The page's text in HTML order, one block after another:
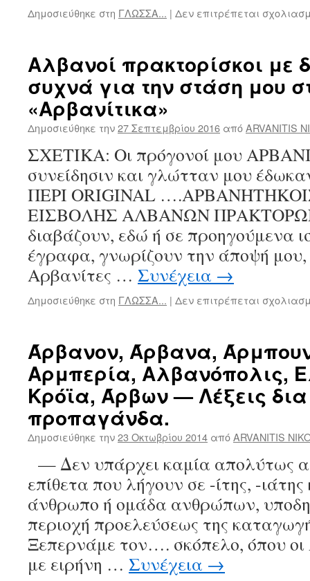
Δημοσιεύθηκε στη ΓΛΩΣΣΑ... | Δεν επιτρέπεται
Αλβανοί πρακτορίσκοι με
συχνά για την στάση μου
«Αρβανίτικα»
Δημοσιεύθηκε την27 Σεπτεμβρίου 2016 απόARVANITIS
ΣΧΕΤΙΚΑ: Οι πρόγονοί μου
συνείδησιν και γλώτταν μου
ΠΕΡΙ ORIGINAL
ΕΙΣΒΟΛΗΣ ΑΛΒΑΝΩΝ ΠΡΑΚΤΟΡΩΝ
διαβάζουν, εδώ ή σε προηγούμενα
έγραφα, γνωρίζουν την άποψή μου,
Αρβανίτες … Συνέχεια →
Δημοσιεύθηκε στη ΓΛΩΣΣΑ... | Δεν επιτρέπεται
Άρβανον, Άρβανα,
Αρμπερία, Αλβανόπολις,
Κρόϊα, Άρβων — Λέξεις
προπαγάνδα.
Δημοσιεύθηκε την23 Οκτωβρίου 2014 απόARVANITIS
— Δεν υπάρχει καμία απολύτως
επίθετα που λήγουν σε -ίτης, -
άνθρωπο ή ομάδα ανθρώπων,
περιοχή προελεύσεως της
Ξεπερνάμε τον…. σκόπελο, όπου οι
με ειρήνη … Συνέχεια →